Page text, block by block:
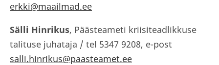
erkki@maailmad.ee
Sälli Hinrikus, Päästeameti kriisiteadlikkuse
talituse juhataja / tel 5347 9208, e-post
salli.hinrikus@paasteamet.ee